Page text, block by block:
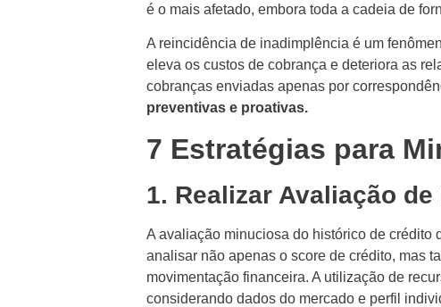
é o mais afetado, embora toda a cadeia de
A reincidência de inadimplência é um
eleva os custos de cobrança e deteriora as
cobranças enviadas apenas por
preventivas e proativas.
7 Estratégias para
1. Realizar Avaliação
A avaliação minuciosa do histórico de crédito
analisar não apenas o score de crédito, mas
movimentação financeira. A utilização de
considerando dados do mercado e perfil